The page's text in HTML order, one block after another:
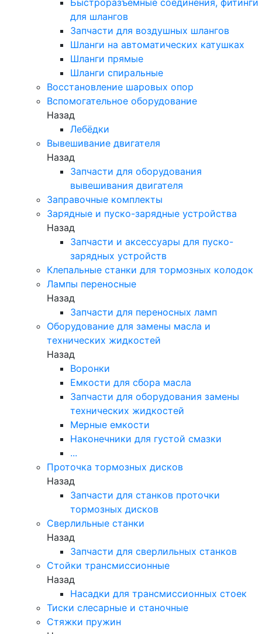
Быстроразъемные соединения, фитинги
для шлангов
Запчасти для воздушных шлангов
Шланги на автоматических катушках
Шланги прямые
Шланги спиральные
Восстановление шаровых опор
Вспомогательное оборудование
Назад
Лебёдки
Вывешивание двигателя
Назад
Запчасти для оборудования
вывешивания двигателя
Заправочные комплекты
Зарядные и пуско-зарядные устройства
Назад
Запчасти и аксессуары для пуско-
зарядных устройств
Клепальные станки для тормозных колодок
Лампы переносные
Назад
Запчасти для переносных ламп
Оборудование для замены масла и
технических жидкостей
Назад
Воронки
Емкости для сбора масла
Запчасти для оборудования замены
технических жидкостей
Мерные емкости
Наконечники для густой смазки
...
Проточка тормозных дисков
Назад
Запчасти для станков проточки
тормозных дисков
Сверлильные станки
Назад
Запчасти для сверлильных станков
Стойки трансмиссионные
Назад
Насадки для трансмиссионных стоек
Тиски слесарные и станочные
Стяжки пружин